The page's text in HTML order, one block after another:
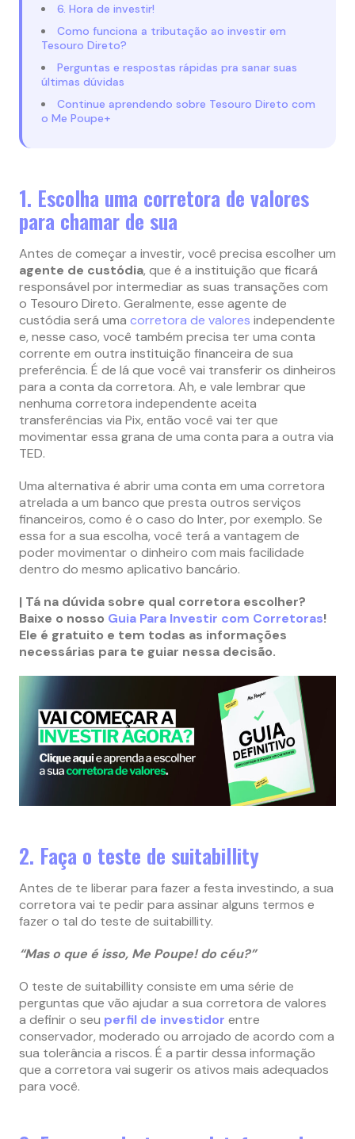
6. Hora de investir!
Como funciona a tributação ao investir em
Tesouro Direto?
Perguntas e respostas rápidas pra sanar suas
últimas dúvidas
Continue aprendendo sobre Tesouro Direto com
o Me Poupe+
1. Escolha uma corretora de valores
para chamar de sua
Antes de começar a investir, você precisa escolher um
agente de custódia, que é a instituição que ficará
responsável por intermediar as suas transações com
o Tesouro Direto. Geralmente, esse agente de
custódia será uma corretora de valores independente
e, nesse caso, você também precisa ter uma conta
corrente em outra instituição financeira de sua
preferência. É de lá que você vai transferir os dinheiros
para a conta da corretora. Ah, e vale lembrar que
nenhuma corretora independente aceita
transferências via Pix, então você vai ter que
movimentar essa grana de uma conta para a outra via
TED.
Uma alternativa é abrir uma conta em uma corretora
atrelada a um banco que presta outros serviços
financeiros, como é o caso do Inter, por exemplo. Se
essa for a sua escolha, você terá a vantagem de
poder movimentar o dinheiro com mais facilidade
dentro do mesmo aplicativo bancário.
| Tá na dúvida sobre qual corretora escolher?
Baixe o nosso Guia Para Investir com Corretoras!
Ele é gratuito e tem todas as informações
necessárias para te guiar nessa decisão.
2. Faça o teste de suitabillity
Antes de te liberar para fazer a festa investindo, a sua
corretora vai te pedir para assinar alguns termos e
fazer o tal do teste de suitabillity.
“Mas o que é isso, Me Poupe! do céu?”
O teste de suitabillity consiste em uma série de
perguntas que vão ajudar a sua corretora de valores
a definir o seu perfil de investidor entre
conservador, moderado ou arrojado de acordo com a
sua tolerância a riscos. É a partir dessa informação
que a corretora vai sugerir os ativos mais adequados
para você.